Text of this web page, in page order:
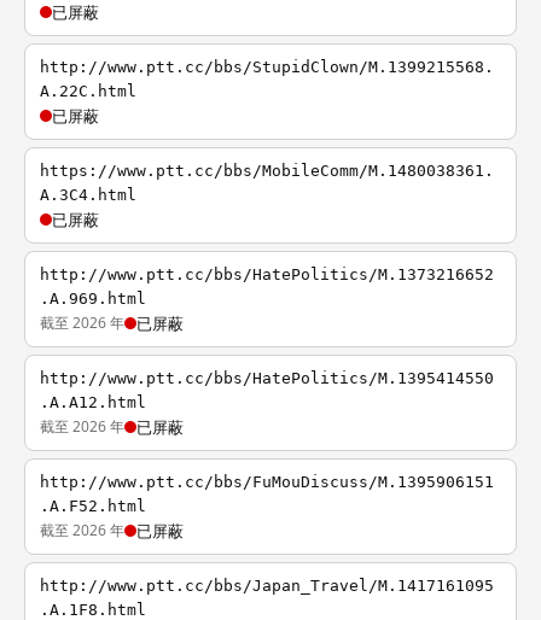
已屏蔽
http://www.ptt.cc/bbs/StupidClown/M.1399215568.
A.22C.html
已屏蔽
https://www.ptt.cc/bbs/MobileComm/M.1480038361.
A.3C4.html
已屏蔽
http://www.ptt.cc/bbs/HatePolitics/M.1373216652
.A.969.html
截至 2026 年 已屏蔽
http://www.ptt.cc/bbs/HatePolitics/M.1395414550
.A.A12.html
截至 2026 年 已屏蔽
http://www.ptt.cc/bbs/FuMouDiscuss/M.1395906151
.A.F52.html
截至 2026 年 已屏蔽
http://www.ptt.cc/bbs/Japan_Travel/M.1417161095
.A.1F8.html